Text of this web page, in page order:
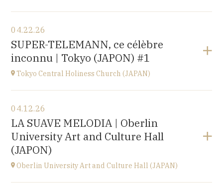
Tokyo (JAPAN)
at19H
04.22.26
SUPER-TELEMANN, ce célèbre
inconnu | Tokyo (JAPON) #1
Tokyo Central Holiness Church (JAPAN)
Tokyo (JAPAN)
at14H
04.12.26
LA SUAVE MELODIA | Oberlin
University Art and Culture Hall
(JAPON)
Oberlin University Art and Culture Hall (JAPAN)